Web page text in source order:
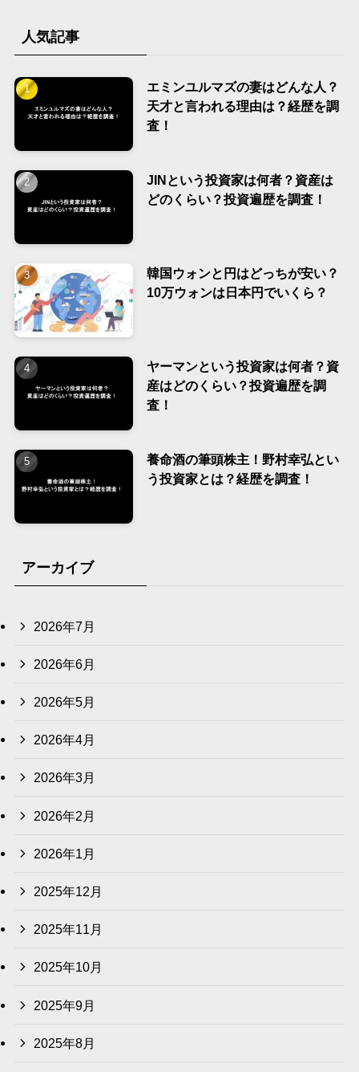
人気記事
エミンユルマズの妻はどんな人？
天才と言われる理由は？経歴を調
査！
JINという投資家は何者？資産は
どのくらい？投資遍歴を調査！
韓国ウォンと円はどっちが安い？
10万ウォンは日本円でいくら？
ヤーマンという投資家は何者？資
産はどのくらい？投資遍歴を調
査！
養命酒の筆頭株主！野村幸弘とい
う投資家とは？経歴を調査！
アーカイブ
2026年7月
2026年6月
2026年5月
2026年4月
2026年3月
2026年2月
2026年1月
2025年12月
2025年11月
2025年10月
2025年9月
2025年8月